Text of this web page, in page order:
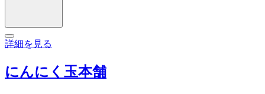
詳細を見る
にんにく玉本舗